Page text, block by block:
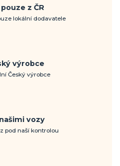
z ČR
lokální dodavatele
výrobce
Český výrobce
vozy
pod naší kontrolou